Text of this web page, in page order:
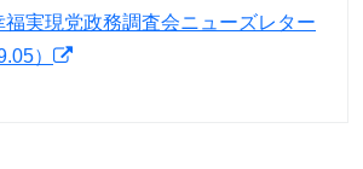
実現党政務調査会ニューズレター
）